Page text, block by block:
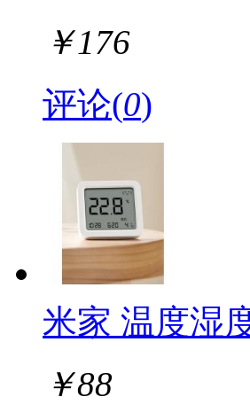
￥176
评论(0)
米家 温度湿
￥88